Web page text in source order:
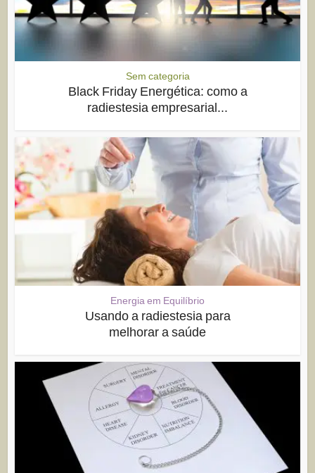
Sem categoria
Black Friday Energética: como a
radiestesia empresarial...
Energia em Equilíbrio
Usando a radiestesia para
melhorar a saúde